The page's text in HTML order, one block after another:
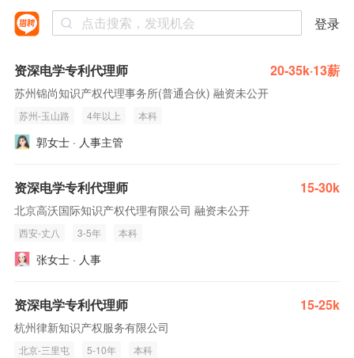
登录
资深电学专利代理师 20-35k·13薪
苏州锦尚知识产权代理事务所(普通合伙) 融资未公开
苏州-玉山路 4年以上 本科
郭女士 · 人事主管
资深电学专利代理师 15-30k
北京高沃国际知识产权代理有限公司 融资未公开
西安-丈八 3-5年 本科
张女士 · 人事
资深电学专利代理师 15-25k
杭州律新知识产权服务有限公司
北京-三里屯 5-10年 本科